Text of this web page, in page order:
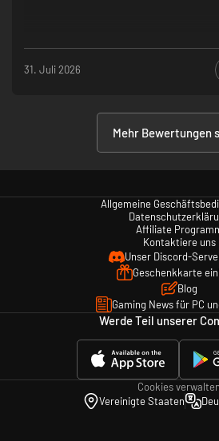
31. Juli 2026
Mehr Bewertungen
Allgemeine
Affiliate
Kontaktiere uns
Unser Discord-
Geschenkkarte
Blog
Gaming News für PC
Werde Teil unserer
Cookies verwalten
Vereinigte Staaten